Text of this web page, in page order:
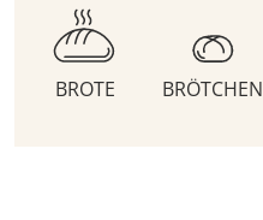
BROTE BRÖTCHEN